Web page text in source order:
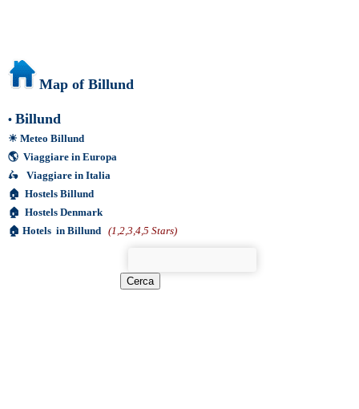
Map of Billund
• Billund
☀ Meteo Billund
🌎 Viaggiare in Europa
🛵
Viaggiare in Italia
🏠 Hostels Billund
🏠 Hostels Denmark
🏠 Hotels in Billund (1,2,3,4,5 Stars)